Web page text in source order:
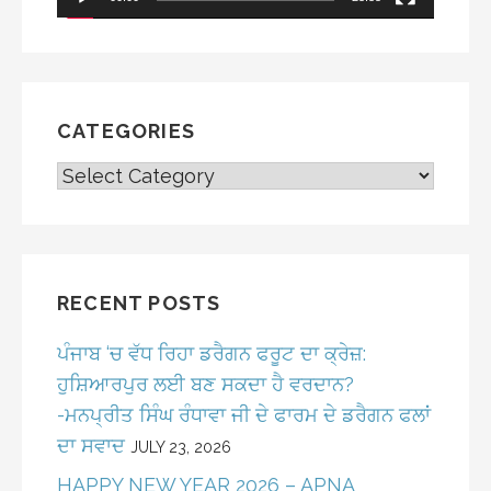
CATEGORIES
CATEGORIES
RECENT POSTS
ਪੰਜਾਬ ‘ਚ ਵੱਧ ਰਿਹਾ ਡਰੈਗਨ ਫਰੂਟ ਦਾ ਕ੍ਰੇਜ਼:
ਹੁਸ਼ਿਆਰਪੁਰ ਲਈ ਬਣ ਸਕਦਾ ਹੈ ਵਰਦਾਨ?
-ਮਨਪ੍ਰੀਤ ਸਿੰਘ ਰੰਧਾਵਾ ਜੀ ਦੇ ਫਾਰਮ ਦੇ ਡਰੈਗਨ ਫਲਾਂ
ਦਾ ਸਵਾਦ JULY 23, 2026
HAPPY NEW YEAR 2026 – APNA